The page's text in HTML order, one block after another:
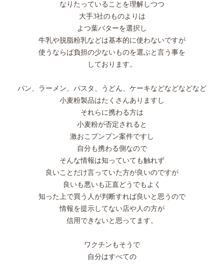
なりたっていることを理解しつつ
大手3社のものよりは
よつ葉バターを選択し
牛乳や脱脂粉乳などは基本的に使わないですが
使うならば負担の少ないものを選ぶと言う事を
しております。
パン、ラーメン、パスタ、うどん、ケーキなどなどなどなど
小麦粉製品はたくさんありますし
それらに携わる方は
小麦粉が否定されると
激おこプンプン案件ですし
自分も携わる側なので
そんな情報は知っていても触れず
良いことだけ言っていた方が良いのですが
良いも悪いも正直どうでもよく
知った上で買う人が判断すれば良いと思うので
情報を提示してない店や人の方が
信用できないと思ってます。
ワクチンもそうで
自分はすべての